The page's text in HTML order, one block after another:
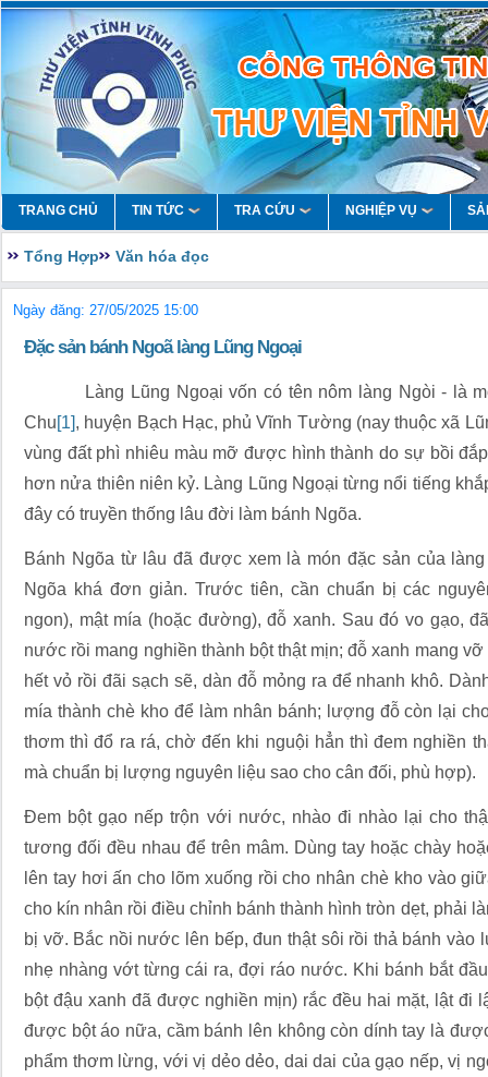
TRANG CHỦ TIN TỨC TRA CỨU NGHIỆP VỤ
Tổng Hợp Văn hóa đọc
Ngày đăng: 27/05/2025 15:00
Đặc sản bánh Ngoã làng Lũng Ngoại
Làng Lũng Ngoại vốn có tên nôm làng Ngòi - là
Chu[1], huyện Bạch Hạc, phủ Vĩnh Tường (nay thuộc xã
vùng đất phì nhiêu màu mỡ được hình thành do sự bồi
hơn nửa thiên niên kỷ. Làng Lũng Ngoại từng nổi tiếng
đây có truyền thống lâu đời làm bánh Ngõa.
Bánh Ngõa từ lâu đã được xem là món đặc sản của
Ngõa khá đơn giản. Trước tiên, cần chuẩn bị các
ngon), mật mía (hoặc đường), đỗ xanh. Sau đó vo gạo,
nước rồi mang nghiền thành bột thật mịn; đỗ xanh mang
hết vỏ rồi đãi sạch sẽ, dàn đỗ mỏng ra để nhanh khô.
mía thành chè kho để làm nhân bánh; lượng đỗ còn lại
thơm thì đổ ra rá, chờ đến khi nguội hẳn thì đem nghiền
mà chuẩn bị lượng nguyên liệu sao cho cân đối, phù hợp).
Đem bột gạo nếp trộn với nước, nhào đi nhào lại cho
tương đối đều nhau để trên mâm. Dùng tay hoặc chày
lên tay hơi ấn cho lõm xuống rồi cho nhân chè kho vào
cho kín nhân rồi điều chỉnh bánh thành hình tròn dẹt, phải
bị vỡ. Bắc nồi nước lên bếp, đun thật sôi rồi thả bánh vào
nhẹ nhàng vớt từng cái ra, đợi ráo nước. Khi bánh bắt
bột đậu xanh đã được nghiền mịn) rắc đều hai mặt, lật đi
được bột áo nữa, cầm bánh lên không còn dính tay là
phẩm thơm lừng, với vị dẻo dẻo, dai dai của gạo nếp, vị